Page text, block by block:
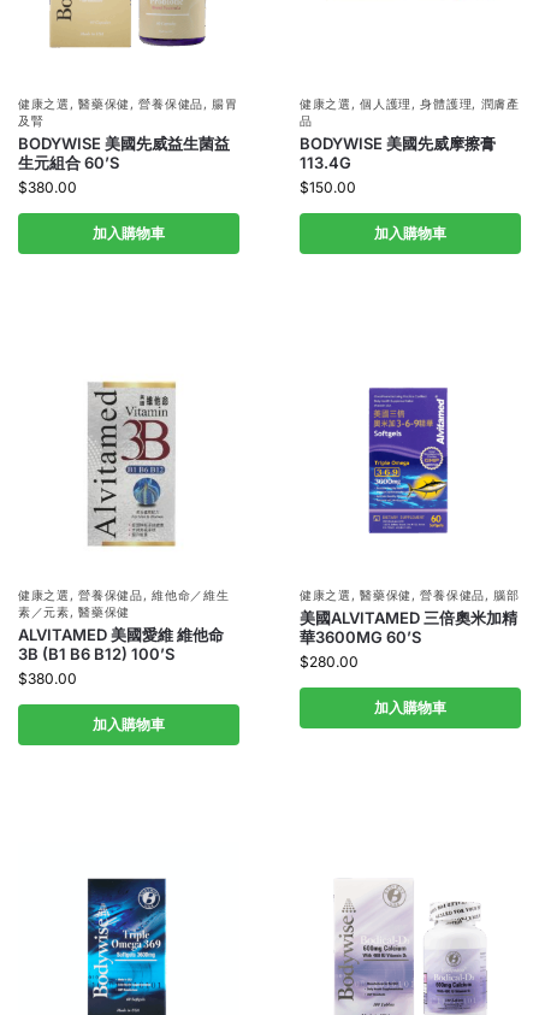
健康之選 ,醫藥保健,營養保健品, 腸胃
及腎
BODYWISE 美國先威益生菌益
生元組合 60’S
$380.00
加入購物車
健康之選 ,個人護理 ,身體護理, 潤膚產
品
BODYWISE 美國先威摩擦膏
113.4G
$150.00
加入購物車
健康之選 ,營養保健品,維他命／維生
素／元素,醫藥保健
ALVITAMED 美國愛維 維他命
3B (B1 B6 B12) 100’S
$380.00
加入購物車
健康之選 ,醫藥保健,營養保健品, 腦部
美國ALVITAMED 三倍奧米加精
華3600MG 60’S
$280.00
加入購物車